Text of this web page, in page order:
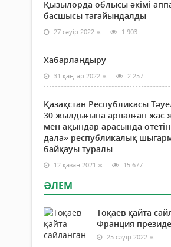
Қызылорда облысы әкімі
басшысы тағайындалды
27 сәуір 2022 ж. 1 903
Хабарландыру
31 қаңтар 2022 ж. 2 257
Қазақстан Республикасы
30 жылдығына арналған жас
мен ақындар арасында
дала» республикалық
байқауы туралы
12 қазан 2021 ж. 15 677
ӘЛЕМ
Тоқаев қайта
Франция
25 сәуір 2022 ж.